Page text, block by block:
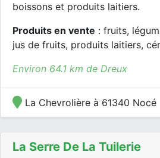
boissons et produits laitiers.
Produits en vente : fruits,
jus de fruits, produits laitiers,
Environ 64.1 km de Dreux
La Chevrolière à 61340 Nocé
La Serre De La Tuilerie